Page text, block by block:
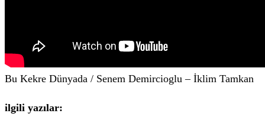
Bu Kekre Dünyada / Senem Demircioglu – İklim Tamkan
ilgili yazılar: